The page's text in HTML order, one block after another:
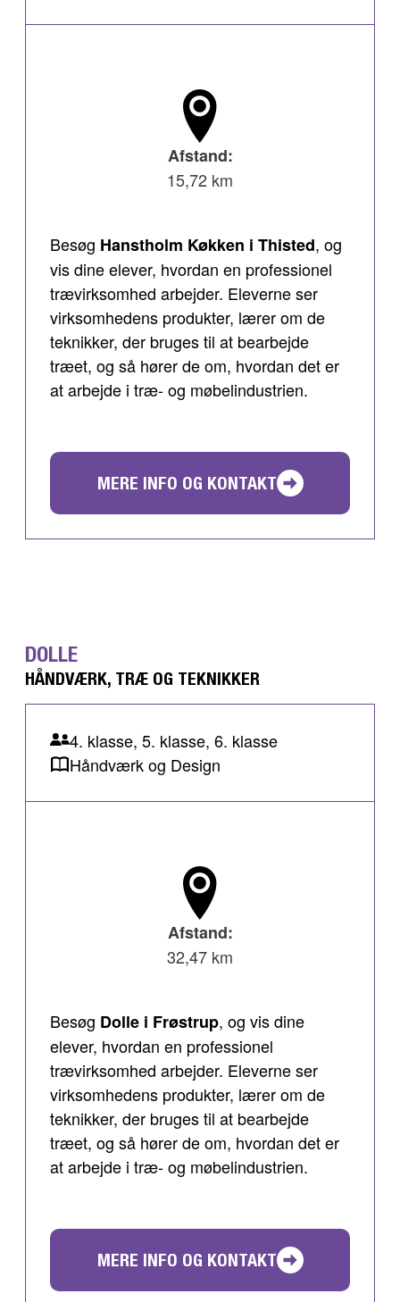
Afstand:
15,72 km
Besøg Hanstholm Køkken i Thisted, og
vis dine elever, hvordan en professionel
trævirksomhed arbejder. Eleverne ser
virksomhedens produkter, lærer om de
teknikker, der bruges til at bearbejde
træet, og så hører de om, hvordan det er
at arbejde i træ- og møbelindustrien.
MERE INFO OG KONTAKT
DOLLE
HÅNDVÆRK, TRÆ OG TEKNIKKER
4. klasse, 5. klasse, 6. klasse
Håndværk og Design
Afstand:
32,47 km
Besøg Dolle i Frøstrup, og vis dine
elever, hvordan en professionel
trævirksomhed arbejder. Eleverne ser
virksomhedens produkter, lærer om de
teknikker, der bruges til at bearbejde
træet, og så hører de om, hvordan det er
at arbejde i træ- og møbelindustrien.
MERE INFO OG KONTAKT